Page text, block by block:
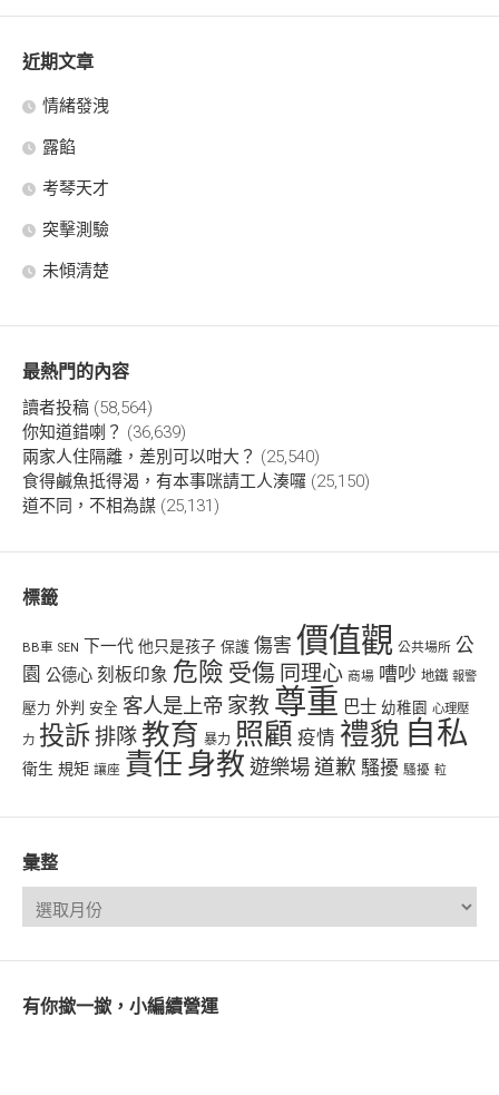
近期文章
情緒發洩
露餡
考琴天才
突擊測驗
未傾清楚
最熱門的內容
讀者投稿 (58,564)
你知道錯喇？ (36,639)
兩家人住隔離，差別可以咁大？ (25,540)
食得鹹魚抵得渴，有本事咪請工人湊囉 (25,150)
道不同，不相為謀 (25,131)
標籤
BB車 SEN 下一代 他只是孩子 保護 傷害 價值觀 公共場所 公
園 公德心 刻板印象 危險 受傷 同理心 商場 嘈吵 地鐵 報警
壓力 外判 安全 客人是上帝 家教 尊重 巴士 幼稚園 心理壓
力 投訴排隊 教育 暴力 照顧 疫情 禮貌 自私
衛生 規矩 讓座 責任 身教 遊樂場道歉 騷擾 騷擾 𨋢
彙整
有你撳一撳，小編續營運